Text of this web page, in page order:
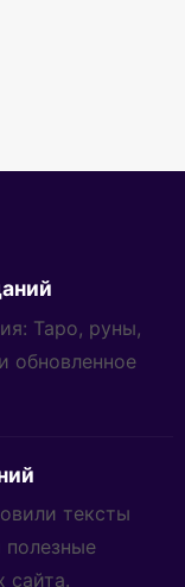
Таро, руны,
обновленное
тексты
полезные
сайта.